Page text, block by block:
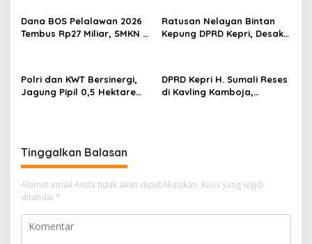
o
s
Dana BOS Pelalawan 2026
Tembus Rp27 Miliar, SMKN 1
Ratusan Nelayan Bintan
Kepung DPRD Kepri, Desak
Polri dan KWT Bersinergi,
Jagung Pipil 0,5 Hektare
DPRD Kepri H. Sumali Reses
di Kavling Kamboja,
Tinggalkan Balasan
Alamat email Anda tidak akan dipublikasikan. Ruas yang wajib
ditandai *